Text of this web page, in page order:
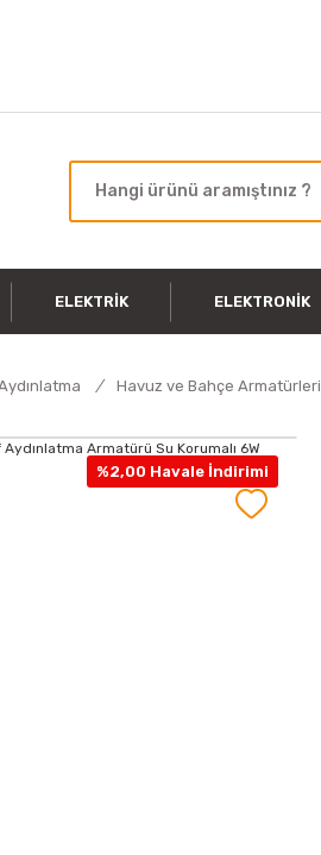
ELEKTRIK ELEKTRONIK
Havuz ve Bahçe Armatürleri
%2,00 Havale İndirimi